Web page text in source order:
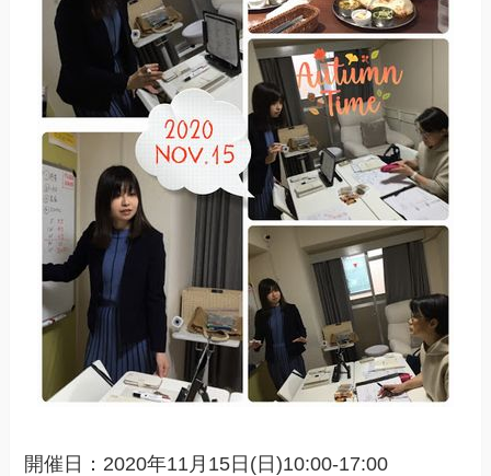
開催日：2020年11月15日(日)10:00-17:00